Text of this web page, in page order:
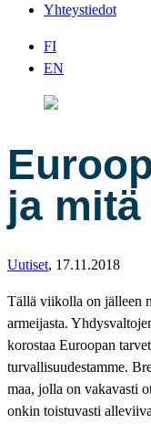
Yhteystiedot
FI
EN
ja
Uutiset, 17.11.2018
Tällä viikolla on jälleen
armeijasta.
korostaa Euroopan
turvallisuudestamme.
maa, jolla on vakavasti
onkin toistuvasti